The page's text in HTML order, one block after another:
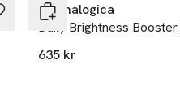
Dermalogica
Daily Brightness
635 kr